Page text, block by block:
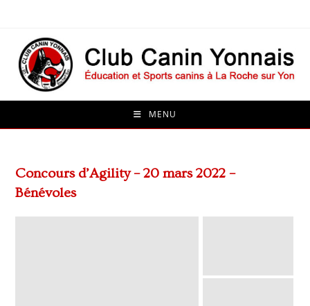
content
MENU
Concours d’Agility – 20 mars 2022 –
Bénévoles